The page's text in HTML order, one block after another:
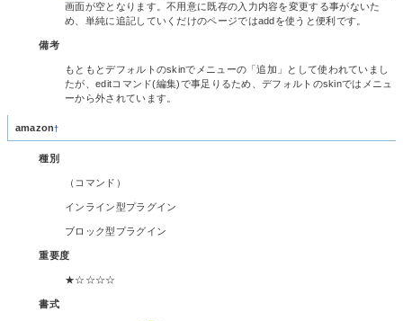
画面が空となります。不用意に既存の入力内容を変更する事がないた
め、単純に追記していくだけのページではaddを使うと便利です。
備考
もともとデフォルトのskinでメニューの「追加」として使われていまし
たが、editコマンド(編集)で事足りるため、デフォルトのskinではメニュ
ーから外されています。
amazon†
種別
（コマンド）
インライン型プラグイン
ブロック型プラグイン
重要度
★☆☆☆☆
書式